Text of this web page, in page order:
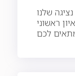
שלנו
ראשוני